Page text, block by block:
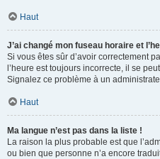
Haut
J’ai changé mon fuseau horaire et
Si vous êtes sûr d’avoir correctement
l’heure est toujours incorrecte, il se
Signalez ce problème à un
Haut
Ma langue n’est pas dans la liste !
La raison la plus probable est que
ou bien que personne n’a encore